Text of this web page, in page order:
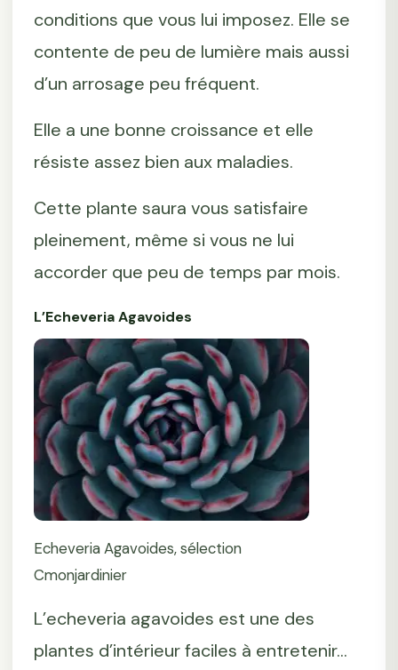
conditions que vous lui imposez. Elle se
contente de peu de lumière mais aussi
d’un arrosage peu fréquent.
Elle a une bonne croissance et elle
résiste assez bien aux maladies.
Cette plante saura vous satisfaire
pleinement, même si vous ne lui
accorder que peu de temps par mois.
L’Echeveria Agavoides
Echeveria Agavoides, sélection
Cmonjardinier
L’echeveria agavoides est une des
plantes d’intérieur faciles à entretenir...